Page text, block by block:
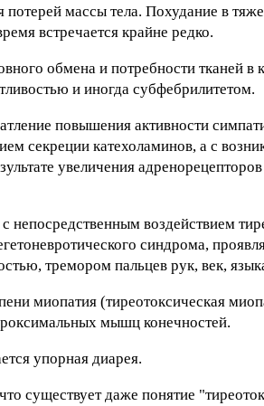
массы тела. Похудание в
встречается крайне редко.
обмена и потребности тканей
и иногда субфебрилитетом.
повышения активности
секреции катехоламинов, а с
увеличения
непосредственным воздействием
синдрома,
тремором пальцев рук, век,
миопатия (тиреотоксическая
мышц конечностей.
упорная диарея.
существует даже понятие